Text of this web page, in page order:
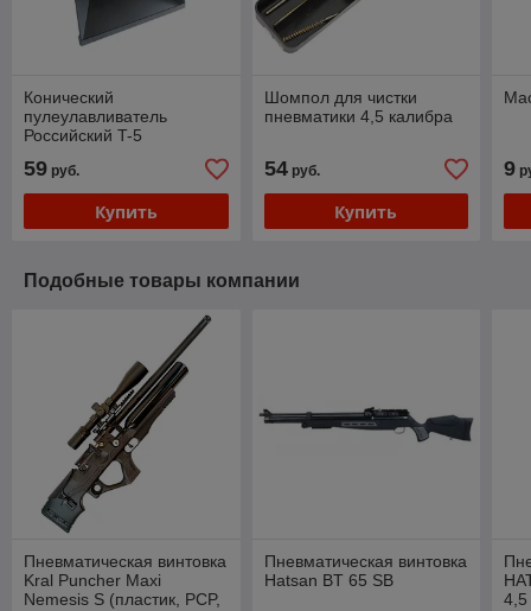
Конический
пулеулавливатель
Российский T-5
59 руб.
Купить
Шомпол для чистки
пневматики 4,5 калибра
54руб.
Купить
9
Подобные товары компании
Пневматическая винтовка
Kral Puncher Maxi
Nemesis S (пластик, PCP,
Пневматическая винтовка
Hatsan BT 65 SB